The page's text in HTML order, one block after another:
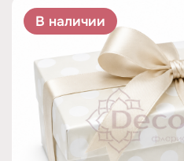
В наличии